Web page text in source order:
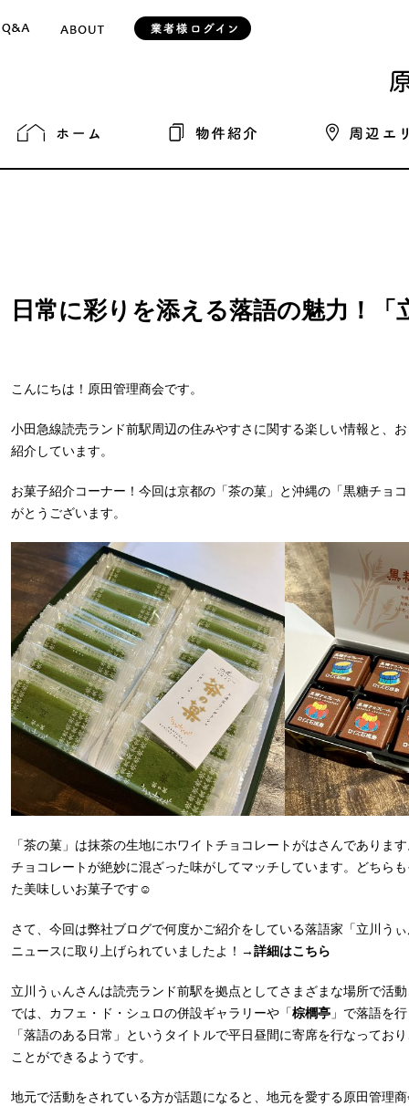
日常に彩りを添える落語の魅力！「
こんにちは！原田管理商会です。
小田急線読売ランド前駅周辺の住みやすさに関する楽しい情報と、
紹介しています。
お菓子紹介コーナー！今回は京都の「茶の菓」と沖縄の「黒糖チョ
がとうございます。
「茶の菓」は抹茶の生地にホワイトチョコレートがはさんでありま
チョコレートが絶妙に混ざった味がしてマッチしています。どちら
た美味しいお菓子です☺︎
さて、今回は弊社ブログで何度かご紹介をしている落語家「立川う
ニュースに取り上げられていましたよ！→詳細はこちら
立川うぃんさんは読売ランド前駅を拠点としてさまざまな場所で活
では、カフェ・ド・シュロの併設ギャラリーや「棕櫚亭 」で落語を
「落語のある日常」というタイトルで平日昼間に寄席を行なってお
ことができるようです。
地元で活動をされている方が話題になると、地元を愛する原田管理